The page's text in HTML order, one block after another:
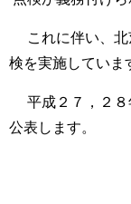
これに伴い、北
検を実施していま
平成２７，２８
公表します。